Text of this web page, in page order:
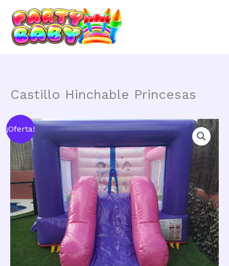
contenido
Castillo Hinchable Princesas
¡Oferta!